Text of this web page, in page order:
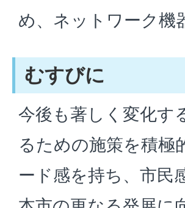
め、ネットワーク機
むすびに
今後も著しく変化す
るための施策を積極
ード感を持ち、市民